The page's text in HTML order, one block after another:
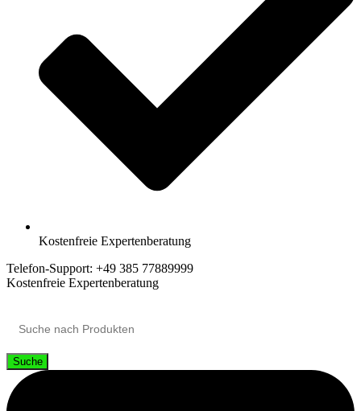
Kostenfreie Expertenberatung
Telefon-Support: +49 385 77889999
Kostenfreie Expertenberatung
Suche